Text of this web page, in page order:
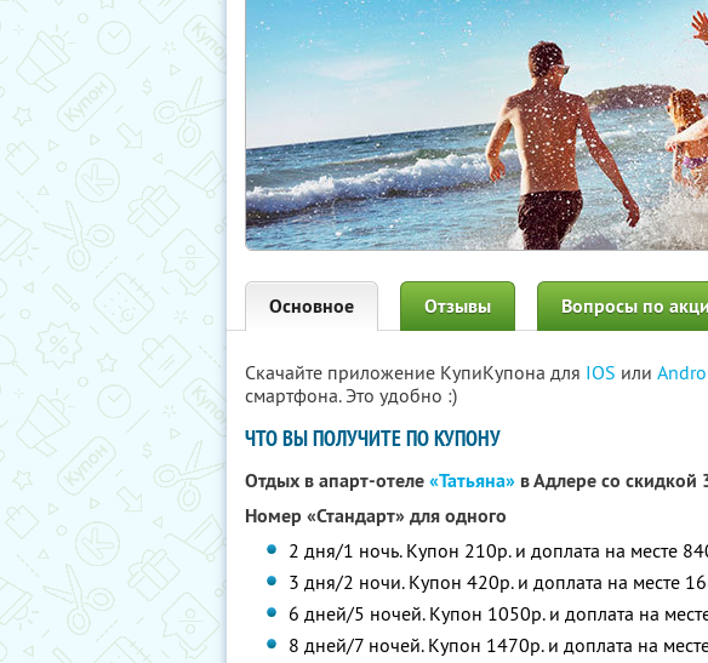
Основное Отзывы Вопросы по
Скачайте приложение КупиКупона для IOS или
смартфона. Это удобно :)
ЧТО ВЫ ПОЛУЧИТЕ ПО КУПОНУ
Отдых в апарт-отеле«Татьяна» в Адлере со скидкой
Номер «Стандарт» для одного
2 дня/1 ночь. Купон 210р. и доплата на месте
3 дня/2 ночи. Купон 420р. и доплата на месте
6 дней/5 ночей. Купон 1050р. и доплата на
8 дней/7 ночей. Купон 1470р. и доплата на